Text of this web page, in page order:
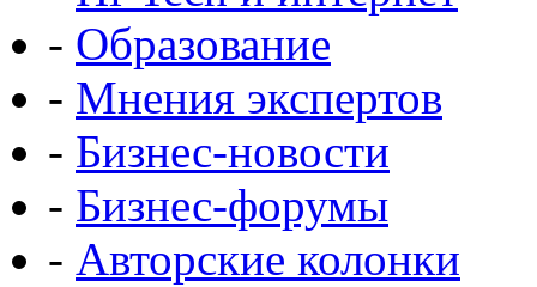
- Образование
- Мнения экспертов
- Бизнес-новости
- Бизнес-форумы
- Авторские колонки